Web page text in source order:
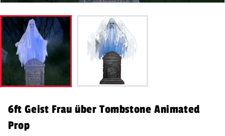
6ft Geist Frau über Tombstone Animated
Prop